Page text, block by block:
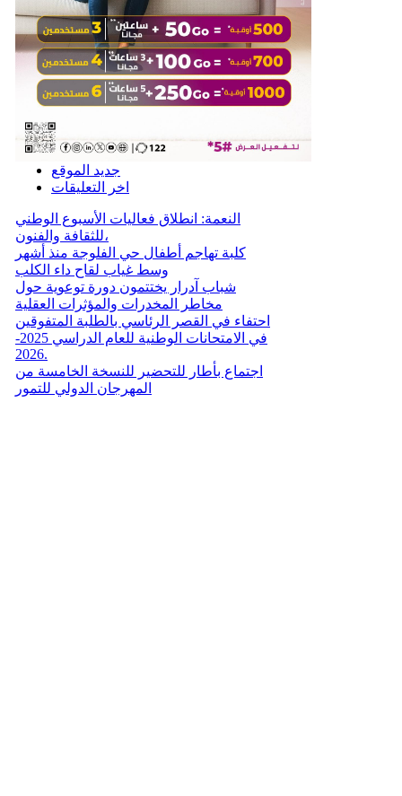
جديد الموقع
اخر التعليقات
النعمة: انطلاق فعاليات الأسبوع الوطني
للثقافة والفنون،
كلبة تهاجم أطفال حي الفلوجة منذ أشهر
وسط غياب لقاح داء الكلب
شباب آدرار يختتمون دورة توعوية حول
مخاطر المخدرات والمؤثرات العقلية
احتفاء في القصر الرئاسي بالطلبة المتفوقين
في الامتحانات الوطنية للعام الدراسي 2025-
2026.
اجتماع بأطار للتحضير للنسخة الخامسة من
المهرجان الدولي للتمور